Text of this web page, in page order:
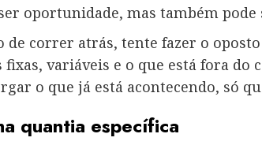
oportunidade, mas também
de correr atrás, tente fazer o
variáveis e o que está fora do
o que já está acontecendo, só
quantia específica